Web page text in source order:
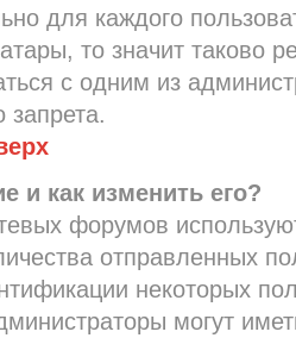
для каждого
то значит таково
с одним из
запрета.
и как изменить его?
форумов
отправленных
некоторых
могут